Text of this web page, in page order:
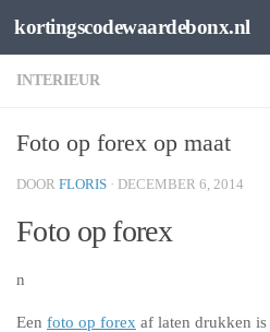
Spring naar de inhoud
kortingscodewaardebonx.nl
INTERIEUR
Foto op forex op maat
DOOR FLORIS · DECEMBER 6, 2014
Foto op forex
n
Een foto op forex af laten drukken